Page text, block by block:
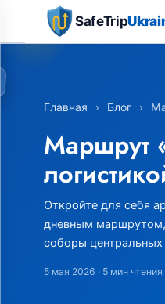
SafeTrip
Главная › Блог ›
Маршрут
Откройте для себя
дневным маршрутом,
соборы центральных
5 мая 2026 · 5 мин чтения